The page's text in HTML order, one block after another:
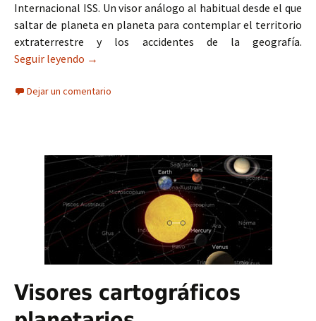
Internacional ISS. Un visor análogo al habitual desde el que
saltar de planeta en planeta para contemplar el territorio
extraterrestre y los accidentes de la geografía.
Seguir leyendo El visor espacial de planetas y lunas de Google
→
Dejar un comentario
Visores cartográficos